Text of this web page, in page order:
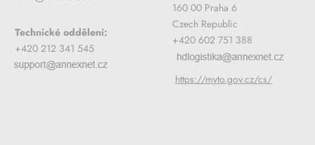
Technické oddělení:
+420 212 341 545
160 00 Praha 6
Czech Republic
+420 602 751 388
https://myto.gov.cz/cs/